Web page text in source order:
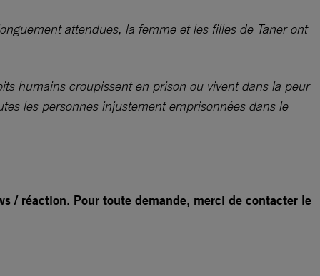
attendues, la femme et les filles de Taner ont
humains croupissent en prison ou vivent dans la peur
les personnes injustement emprisonnées dans le
/ réaction. Pour toute demande, merci de contacter le